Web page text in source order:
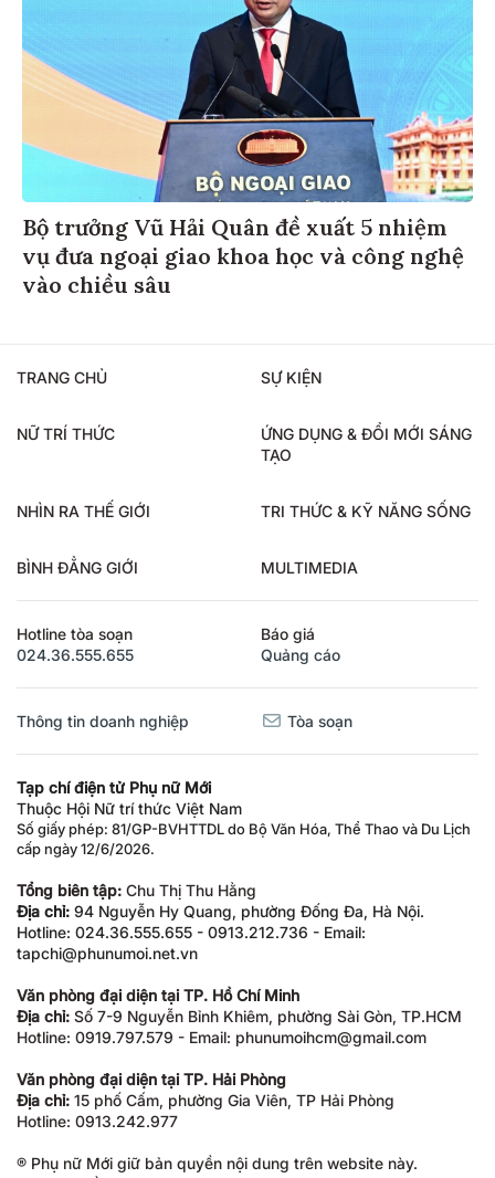
Bộ trưởng Vũ Hải Quân đề xuất 5 nhiệm
vụ đưa ngoại giao khoa học và công nghệ
vào chiều sâu
TRANG CHỦ SỰ KIỆN
NỮ TRÍ THỨC
ỨNG DỤNG & ĐỔI MỚI SÁNG
TẠO
NHÌN RA THẾ GIỚI TRI THỨC & KỸ NĂNG SỐNG
BÌNH ĐẲNG GIỚI MULTIMEDIA
Hotline tòa soạn
024.36.555.655
Báo giá
Quảng cáo
Thông tin doanh nghiệp Tòa soạn
Tạp chí điện tử Phụ nữ Mới
Thuộc Hội Nữ trí thức Việt Nam
Số giấy phép: 81/GP-BVHTTDL do Bộ Văn Hóa, Thể Thao và Du Lịch
cấp ngày 12/6/2026.
Tổng biên tập: Chu Thị Thu Hằng
Địa chỉ: 94 Nguyễn Hy Quang, phường Đống Đa, Hà Nội.
Hotline: 024.36.555.655 - 0913.212.736 - Email:
tapchi@phunumoi.net.vn
Văn phòng đại diện tại TP. Hồ Chí Minh
Địa chỉ: Số 7-9 Nguyễn Bỉnh Khiêm, phường Sài Gòn, TP.HCM
Hotline: 0919.797.579 - Email: phunumoihcm@gmail.com
Văn phòng đại diện tại TP. Hải Phòng
Địa chỉ: 15 phố Cấm, phường Gia Viên, TP Hải Phòng
Hotline: 0913.242.977
® Phụ nữ Mới giữ bản quyền nội dung trên website này.